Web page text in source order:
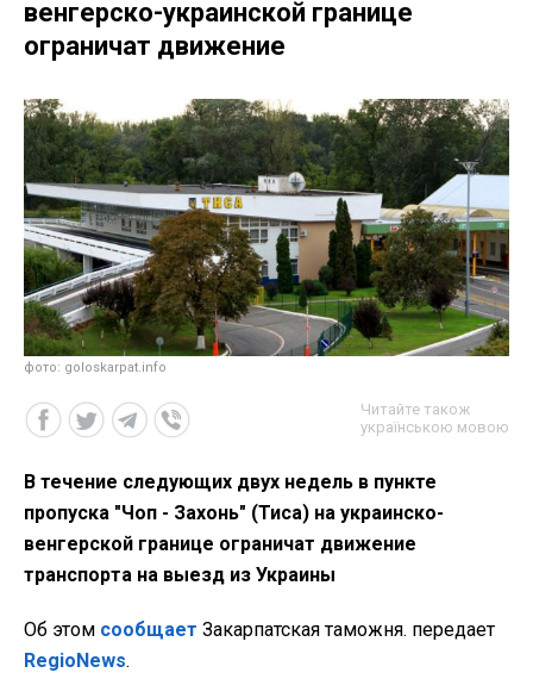
венгерско-украинской границе
ограничат движение
фото: goloskarpat.info
Читайте також
українською мовою
В течение следующих двух недель в пункте
пропуска "Чоп - Захонь" (Тиса) на украинско-
венгерской границе ограничат движение
транспорта на выезд из Украины
Об этом сообщает Закарпатская таможня. передает
RegioNews.